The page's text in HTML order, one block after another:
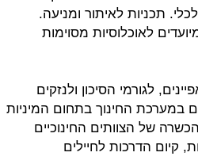
תכניות לאיתור ומניעה.
לאוכלוסיות מסוימות
לגורמי הסיכון ולנזקים
במערכת החינוך בתחום המיניות
של הצוותים החינוכיים
קיום הדרכות לחיילים